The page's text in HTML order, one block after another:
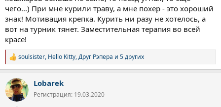
чего...) При мне курили траву, а мне похер - это хороший
знак! Мотивация крепка. Курить ни разу не хотелось, а
вот на турник тянет. Заместительная терапия во всей
красе!
Р
е
к
ц
и
soulsister, Hello Kitty,Друг Рэпера и 5 других
Lobarek
Регистрация: 19.03.2020